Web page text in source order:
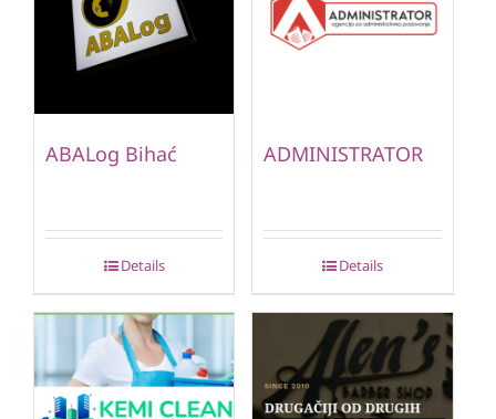
ABALog Bihać
Details
ADMINISTRATOR
Details